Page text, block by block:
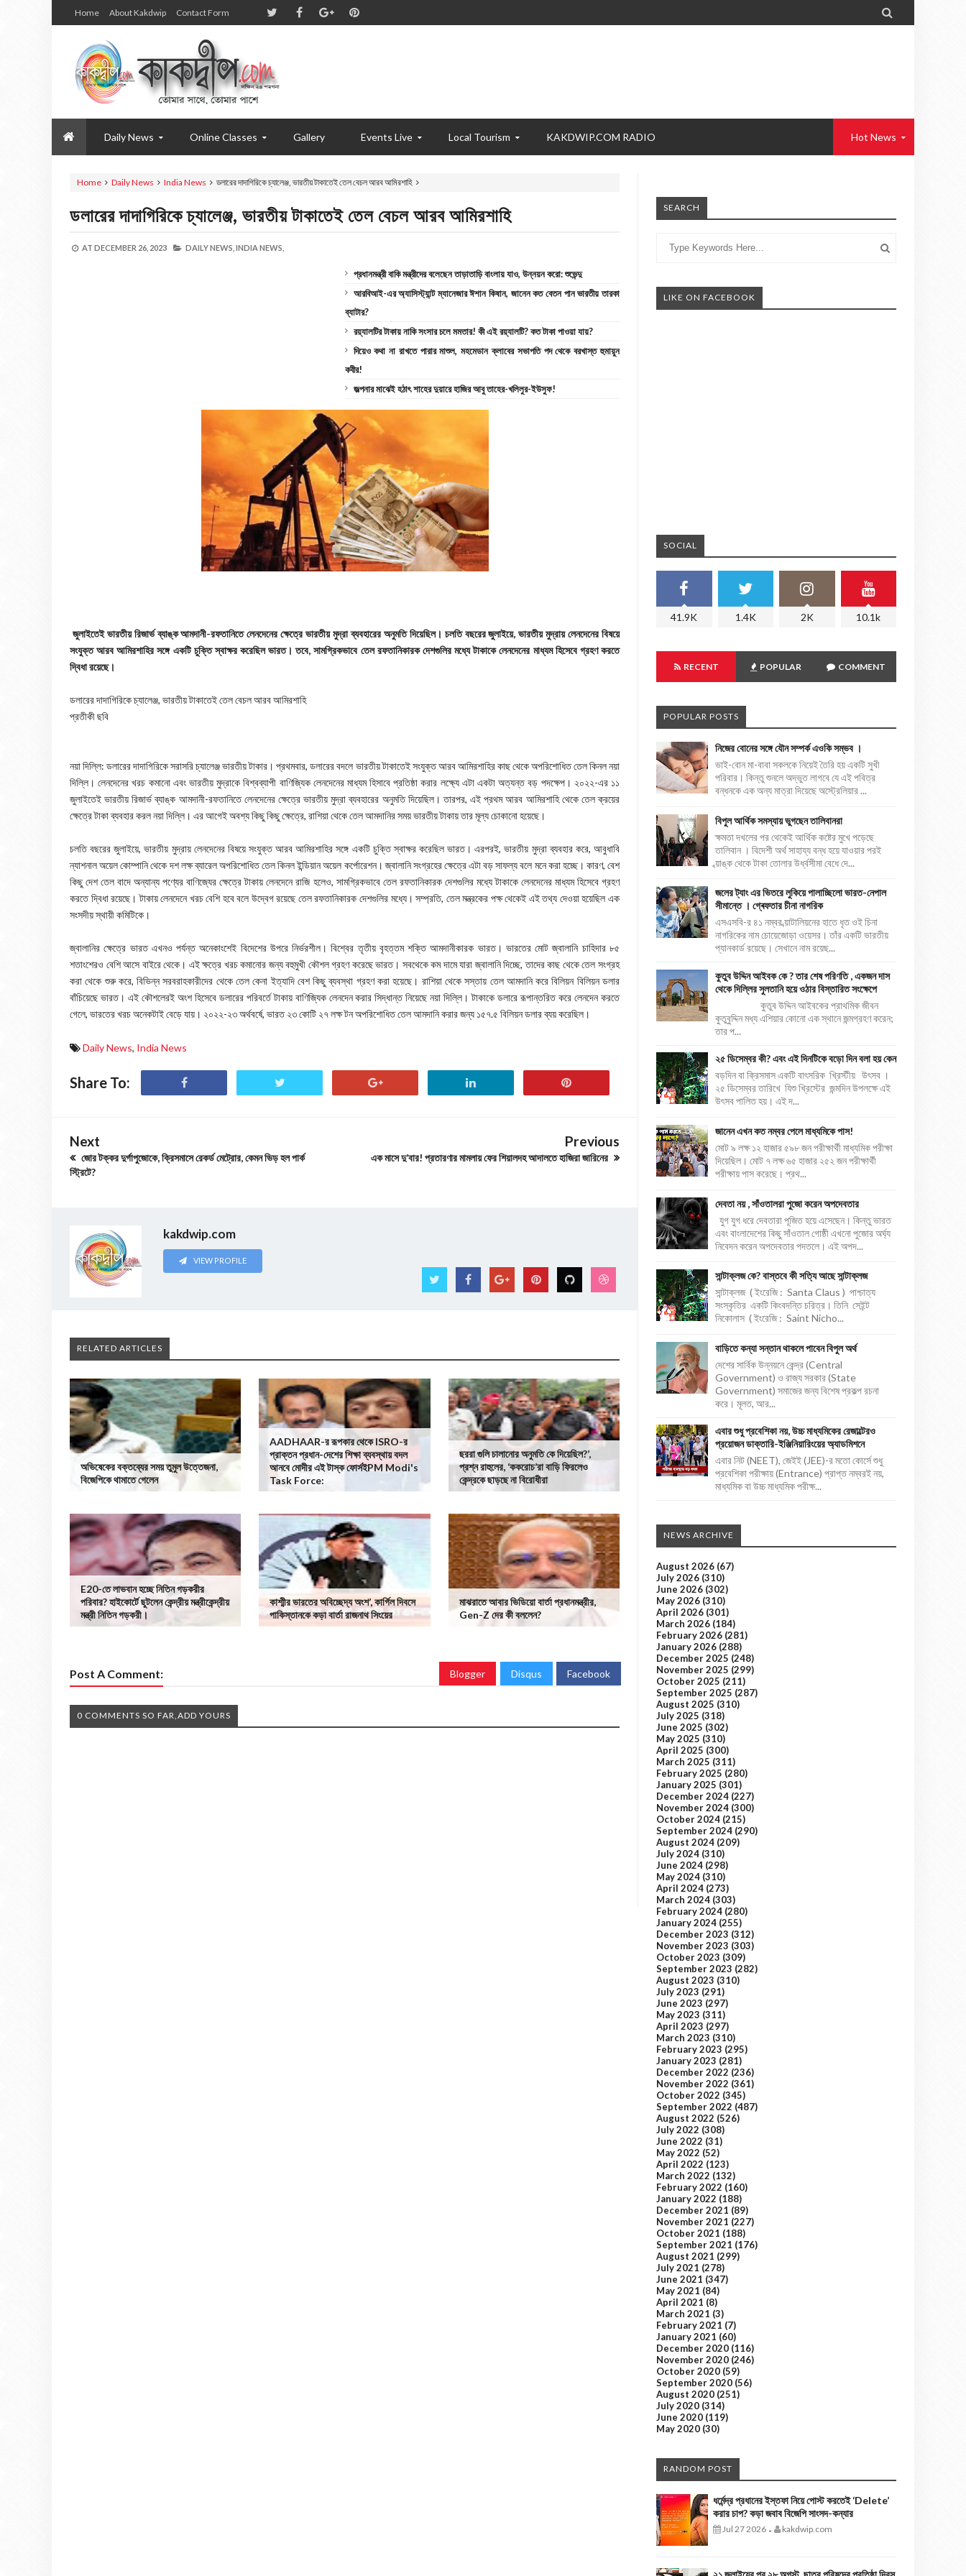
Home About Kakdwip Contact Form 
Daily News Online Classes Gallery Events Live Local Tourism KAKDWIP.COM RADIO Hot News
Home Daily News India News ডলারের দাদাগিরিকে চ্যালেঞ্জ, ভারতীয় টাকাতেই তেল বেচল আরব আমিরশাহি
ডলারের দাদাগিরিকে চ্যালেঞ্জ, ভারতীয় টাকাতেই তেল বেচল আরব আমিরশাহি
AT DECEMBER 26, 2023 DAILY NEWS, INDIA NEWS,
প্রধানমন্ত্রী বাকি মন্ত্রীদের বলেছেন তাড়াতাড়ি বাংলায় যাও, উন্নয়ন করো: শুভেন্দু
আরবিআই-এর অ্যাসিস্ট্যান্ট ম্যানেজার ঈশান কিষান, জানেন কত বেতন পান ভারতীয় তারকা
ব্যাটার?
রয়্যালটির টাকায় নাকি সংসার চলে মমতার! কী এই রয়্যালটি? কত টাকা পাওয়া যায়?
দিয়েও কথা না রাখতে পারার মাশুল, মহমেডান ক্লাবের সভাপতি পদ থেকে বরখাস্ত হুমায়ুন
কবীর!
জল্পনার মাঝেই হঠাৎ শাহের দুয়ারে হাজির আবু তাহের-খলিলুর-ইউসুফ!
জুলাইতেই ভারতীয় রিজার্ভ ব্যাঙ্ক আমদানী-রফতানিতে লেনদেনের ক্ষেত্রে ভারতীয় মুদ্রা ব্যবহারের অনুমতি দিয়েছিল। চলতি বছরের জুলাইয়ে, ভারতীয় মুদ্রায় লেনদেনের বিষয়ে
সংযুক্ত আরব আমিরশাহির সঙ্গে একটি চুক্তি স্বাক্ষর করেছিল ভারত। তবে, সামগ্রিকভাবে তেল রফতানিকারক দেশগুলির মধ্যে টাকাকে লেনদেনের মাধ্যম হিসেবে গ্রহণ করতে
দ্বিধা রয়েছে।
ডলারের দাদাগিরিকে চ্যালেঞ্জ, ভারতীয় টাকাতেই তেল বেচল আরব আমিরশাহি
প্রতীকী ছবি
নয়া দিল্লি: ডলারের দাদাগিরিকে সরাসরি চ্যালেঞ্জ ভারতীয় টাকার। প্রথমবার, ডলারের বদলে ভারতীয় টাকাতেই সংযুক্ত আরব আমিরশাহির কাছ থেকে অপরিশোধিত তেল কিনল নয়া
দিল্লি। লেনদেনের খরচ কমানো এবং ভারতীয় মুদ্রাকে বিশ্বব্যাপী বাণিজ্যিক লেনদেনের মাধ্যম হিসাবে প্রতিষ্ঠা করার লক্ষ্যে এটা একটা অত্যন্ত বড় পদক্ষেপ। ২০২২-এর ১১
জুলাইতেই ভারতীয় রিজার্ভ ব্যাঙ্ক আমদানী-রফতানিতে লেনদেনের ক্ষেত্রে ভারতীয় মুদ্রা ব্যবহারের অনুমতি দিয়েছিল। তারপর, এই প্রথম আরব আমিরশাহি থেকে তেল ক্রয়ের
ক্ষেত্রে টাকা ব্যবহার করল নয়া দিল্লি। এর আগেই অবশ্য কিছু কিছু ক্ষেত্রে, রাশিয়া থেকে তেল আমদানির সময় ভারতীয় টাকায় তার মূল্য চোকানো হয়েছে।
চলতি বছরের জুলাইয়ে, ভারতীয় মুদ্রায় লেনদেনের বিষয়ে সংযুক্ত আরব আমিরশাহির সঙ্গে একটি চুক্তি স্বাক্ষর করেছিল ভারত। এরপরই, ভারতীয় মুদ্রা ব্যবহার করে, আবুধাবি
ন্যাশনাল অয়েল কোম্পানি থেকে দশ লক্ষ ব্যারেল অপরিশোধিত তেল কিনল ইন্ডিয়ান অয়েল কর্পোরেশন। জ্বালানি সংগ্রহের ক্ষেত্রে এটা বড় সাফল্য বলে মনে করা হচ্ছে। কারণ, বেশ
কিছু দেশ তেল বাদে অন্যান্য পণ্যের বাণিজ্যের ক্ষেত্রে টাকায় লেনদেনে রাজি হলেও, সামগ্রিকভাবে তেল রফতানিকারক দেশগুলির মধ্যে টাকাকে লেনদেনের মাধ্যম হিসেবে গ্রহণ
করতে দ্বিধা রয়েছে। টাকায় লেনদেনে খরচ বেশি হবে বলে উদ্বেগ রয়েছে তেল রফতানিকারক দেশগুলির মধ্যে। সম্প্রতি, তেল মন্ত্রকের পক্ষ থেকেই এই তথ্য দেওয়া হয়েছিল এক
সংসদীয় স্থায়ী কমিটিকে।
জ্বালানির ক্ষেত্রে ভারত এখনও পর্যন্ত অনেকাংশেই বিদেশের উপরে নির্ভরশীল। বিশ্বের তৃতীয় বৃহত্তম শক্তি আমদানীকারক ভারত। ভারতের মোট জ্বালানি চাহিদার ৮৫
শতাংশেরও বেশি আসে বাইরে থেকে। এই ক্ষত্রে খরচ কমানোর জন্য বহুমুখী কৌশল গ্রহণ করেছে ভারত। সবথেকে কম দামে যারা জ্বালানি দিচ্ছে, তাদের কাছ থেকে তেল সংগ্রহ
করা থেকে শুরু করে, বিভিন্ন সরবরাহকারীদের থেকে তেল কেনা ইত্যাদি বেশ কিছু ব্যবস্থা গ্রহণ করা হয়েছে। রাশিয়া থেকে সস্তায় তেল আমদানি করে বিলিয়ন বিলিয়ন ডলার
বাঁচিয়েছে ভারত। এই কৌশলেরই অংশ হিসেবে ডলারের পরিবর্তে টাকায় বাণিজ্যিক লেনদেন করার সিদ্ধান্ত নিয়েছে নয়া দিল্লি। টাকাকে ডলারে রূপান্তরিত করে লেনদেন করতে
গেলে, ভারতের খরচ অনেকটাই বেড়ে যায়। ২০২২-২৩ অর্থবর্ষে, ভারত ২৩ কোটি ২৭ লক্ষ টন অপরিশোধিত তেল আমদানি করার জন্য ১৫৭.৫ বিলিয়ন ডলার ব্যয় করেছিল।
Daily News, India News
Share To:
Next
জোর টক্কর দুর্গাপুজোকে, ক্রিসমাসে রেকর্ড মেট্রোর, কেমন ভিড় হল পার্ক
স্ট্রিটে?
Previous
এক মাসে দু’বার! প্রতারণার মামলায় ফের শিয়ালদহ আদালতে হাজিরা জারিনের
kakdwip.com
VIEW PROFILE
RELATED ARTICLES
অভিষেকের বক্তব্যের সময় তুমুল উত্তেজনা,
বিজেপিকে থামাতে গেলেন
AADHAAR-র রূপকার থেকে ISRO-র
প্রাক্তন প্রধান-দেশের শিক্ষা ব্যবস্থায় বদল
আনবে মোদীর এই টাস্ক ফোর্সইPM Modi's
Task Force:
ছররা গুলি চালানোর অনুমতি কে দিয়েছিল?’,
প্রশ্ন রাহুলের, ‘ককরোচ’রা বাড়ি ফিরলেও
কেন্দ্রকে ছাড়ছে না বিরোধীরা
E20-তে লাভবান হচ্ছে নিতিন গড়করীর
পরিবার? হাইকোর্টে ছুটলেন কেন্দ্রীয় মন্ত্রীকেন্দ্রীয়
মন্ত্রী নিতিন গড়করী।
কাশ্মীর ভারতের অবিচ্ছেদ্য অংশ’, কার্গিল দিবসে
পাকিস্তানকে কড়া বার্তা রাজনাথ সিংয়ের
মাঝরাতে আবার ভিডিয়ো বার্তা প্রধানমন্ত্রীর,
Gen-Z দের কী বললেন?
Post A Comment: Blogger Disqus Facebook
0 COMMENTS SO FAR,ADD YOURS
SEARCH
LIKE ON FACEBOOK
SOCIAL
41.9K 1.4K 2K 10.1k
RECENT POPULAR COMMENT
POPULAR POSTS
নিজের বোনের সঙ্গে যৌন সম্পর্ক এওকি সম্ভব ।
ভাই-বোন মা-বাবা সকলকে নিয়েই তৈরি হয় একটি সুখী
পরিবার। কিন্তু শুনলে অদ্ভুত লাগবে যে এই পবিত্র
বন্ধনকে এক অন্য মাত্রা দিয়েছে অস্ট্রেলিয়ার ...
বিপুল আর্থিক সমস্যায় ভুগছেন তালিবানরা
ক্ষমতা দখলের পর থেকেই আর্থিক কষ্টের মুখে পড়েছে
তালিবান । বিদেশী অর্থ সাহায্য বন্ধ হয়ে যাওয়ার পরই
ব্য়াঙ্ক থেকে টাকা তোলার উর্ধ্বসীমা বেধে দে...
জলের ট্যাং এর ভিতরে লুকিয়ে পালাচ্ছিলো ভারত-নেপাল
সীমান্তে । গ্ৰেফতার চীনা নাগরিক
এসএসবি-র ৪১ নম্বর ব্য়াটালিয়নের হাতে ধৃত ওই চিনা
নাগরিকের নাম চোয়েজোড়া ওয়েসর। তাঁর একটি ভারতীয়
প্যানকার্ড রয়েছে। সেখানে নাম রয়েছ...
কুতুব উদ্দিন আইবক কে ? তার শেষ পরিণতি , একজন দাস
থেকে দিল্লির সুলতানি হয়ে ওঠার বিস্তারিত সংক্ষেপে
কুতুব উদ্দিন আইবকের প্রাথমিক জীবন
কুতুবুদ্দিন মধ্য এশিয়ার কোনো এক স্থানে জন্মগ্রহণ করেন;
তার প...
২৫ ডিসেম্বর কী? এবং এই দিনটিকে বড়ো দিন বলা হয় কেন
বড়দিন বা ক্রিসমাস একটি বাৎসরিক খ্রিস্টীয় উৎসব ।
২৫ ডিসেম্বর তারিখে যিশু খ্রিস্টের জন্মদিন উপলক্ষে এই
উৎসব পালিত হয়। এই দ...
জানেন এখন কত নম্বর পেলে মাধ্যমিকে পাস!
মোট ৯ লক্ষ ১২ হাজার ৫৯৮ জন পরীক্ষার্থী মাধ্যমিক পরীক্ষা
দিয়েছিল। মোট ৭ লক্ষ ৬৫ হাজার ২৫২ জন পরীক্ষার্থী
পরীক্ষায় পাস করেছে। প্রথ...
দেবতা নয় , সাঁওতালরা পুজো করেন অপদেবতার
যুগ যুগ ধরে দেবতারা পূজিত হয়ে এসেছেন। কিন্তু ভারত
এবং বাংলাদেশের কিছু সাঁওতাল গোষ্ঠী এখনো পুজোর অর্ঘ্য
নিবেদন করেন অপদেবতার পদতলে। এই অপদ...
সান্টাক্লজ কে? বাস্তবে কী সত্যি আছে সান্টাক্লজ
সান্টাক্লজ ( ইংরেজি : Santa Claus ) পাশ্চাত্য
সংস্কৃতির একটি কিংবদন্তি চরিত্র। তিনি সেইন্ট
নিকোলাস ( ইংরেজি : Saint Nicho...
বাড়িতে কন্যা সন্তান থাকলে পাবেন বিপুল অর্থ
দেশের সার্বিক উন্নয়নে কেন্দ্র (Central
Government) ও রাজ্য সরকার (State
Government) সমাজের জন্য বিশেষ প্রকল্প রচনা
করে। মূলত, আর...
এবার শুধু প্রবেশিকা নয়, উচ্চ মাধ্যমিকের রেজাল্টেরও
প্রয়োজন ডাক্তারি-ইঞ্জিনিয়ারিংয়ের অ্যাডমিশনে
এবার নিট (NEET), জেইই (JEE)-র মতো কোর্সে শুধু
প্রবেশিকা পরীক্ষায় (Entrance) প্রাপ্ত নম্বরই নয়,
মাধ্যমিক বা উচ্চ মাধ্যমিক পরীক্ষ...
NEWS ARCHIVE
August 2026 (67)
July 2026 (310)
June 2026 (302)
May 2026 (310)
April 2026 (301)
March 2026 (184)
February 2026 (281)
January 2026 (288)
December 2025 (248)
November 2025 (299)
October 2025 (211)
September 2025 (287)
August 2025 (310)
July 2025 (318)
June 2025 (302)
May 2025 (310)
April 2025 (300)
March 2025 (311)
February 2025 (280)
January 2025 (301)
December 2024 (227)
November 2024 (300)
October 2024 (215)
September 2024 (290)
August 2024 (209)
July 2024 (310)
June 2024 (298)
May 2024 (310)
April 2024 (273)
March 2024 (303)
February 2024 (280)
January 2024 (255)
December 2023 (312)
November 2023 (303)
October 2023 (309)
September 2023 (282)
August 2023 (310)
July 2023 (291)
June 2023 (297)
May 2023 (311)
April 2023 (297)
March 2023 (310)
February 2023 (295)
January 2023 (281)
December 2022 (236)
November 2022 (361)
October 2022 (345)
September 2022 (487)
August 2022 (526)
July 2022 (308)
June 2022 (31)
May 2022 (52)
April 2022 (123)
March 2022 (132)
February 2022 (160)
January 2022 (188)
December 2021 (89)
November 2021 (227)
October 2021 (188)
September 2021 (176)
August 2021 (299)
July 2021 (278)
June 2021 (347)
May 2021 (84)
April 2021 (8)
March 2021 (3)
February 2021 (7)
January 2021 (60)
December 2020 (116)
November 2020 (246)
October 2020 (59)
September 2020 (56)
August 2020 (251)
July 2020 (314)
June 2020 (119)
May 2020 (30)
RANDOM POST
ধর্মেন্দ্র প্রধানের ইস্তফা নিয়ে পোস্ট করতেই ‘Delete’
করার চাপ? কড়া জবাব বিজেপি সাংসদ-কন্যার
Jul 27 2026 - kakdwip.com